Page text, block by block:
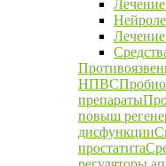
НПВС
препараты
повыш
дисфункции
простатита